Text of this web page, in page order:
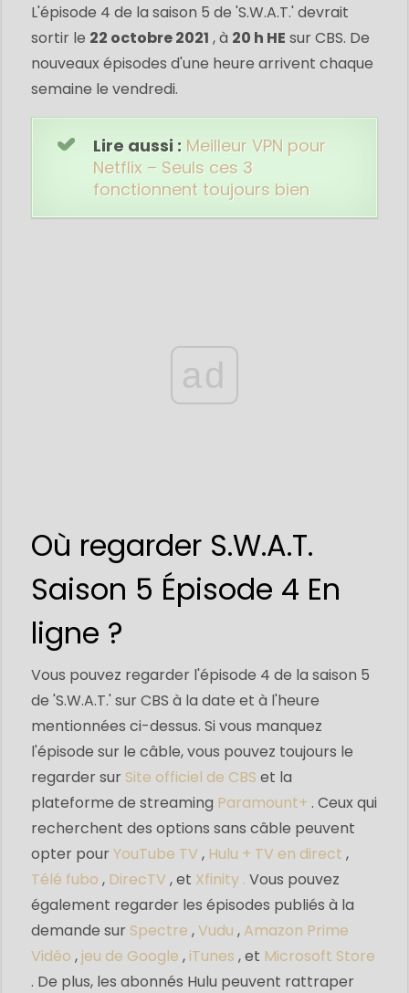
L'épisode 4 de la saison 5 de 'S.W.A.T.' devrait
sortir le 22 octobre 2021 , à 20 h HE sur CBS. De
nouveaux épisodes d'une heure arrivent chaque
semaine le vendredi.
Lire aussi : Meilleur VPN pour
Netflix – Seuls ces 3
fonctionnent toujours bien
ad
Où regarder S.W.A.T.
Saison 5 Épisode 4 En
ligne ?
Vous pouvez regarder l'épisode 4 de la saison 5
de 'S.W.A.T.' sur CBS à la date et à l'heure
mentionnées ci-dessus. Si vous manquez
l'épisode sur le câble, vous pouvez toujours le
regarder sur Site officiel de CBS et la
plateforme de streaming Paramount+ . Ceux qui
recherchent des options sans câble peuvent
opter pourYouTube TV , Hulu + TV en direct ,
Télé fubo , DirecTV , et Xfinity . Vous pouvez
également regarder les épisodes publiés à la
demande sur Spectre ,Vudu , Amazon Prime
Vidéo ,jeu de Google ,iTunes , et Microsoft Store
. De plus, les abonnés Hulu peuvent rattraper